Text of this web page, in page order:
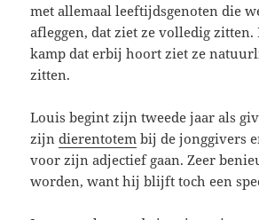
met allemaal leeftijdsgenoten die
afleggen, dat ziet ze volledig
kamp dat erbij hoort ziet ze
zitten.
Louis begint zijn tweede jaar als
zijndierentotem bij de jonggivers
voor zijn adjectief gaan. Zeer
worden, want hij blijft toch een